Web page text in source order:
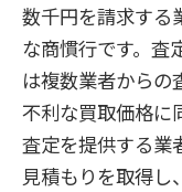
数千円を請求する
な商慣行です。査
は複数業者からの
不利な買取価格に
査定を提供する業
見積もりを取得し